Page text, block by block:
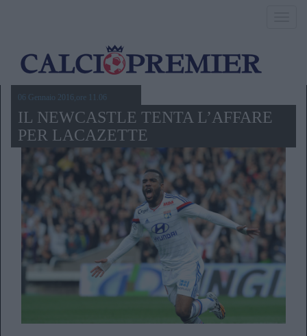
06 Gennaio 2016,ore 11.06
IL NEWCASTLE TENTA L’AFFARE
PER LACAZETTE